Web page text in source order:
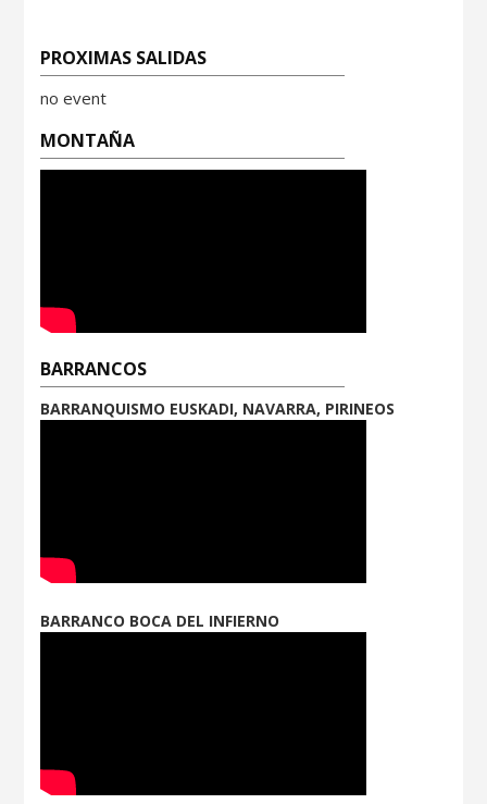
PROXIMAS SALIDAS
no event
MONTAÑA
BARRANCOS
BARRANQUISMO EUSKADI, NAVARRA, PIRINEOS
BARRANCO BOCA DEL INFIERNO